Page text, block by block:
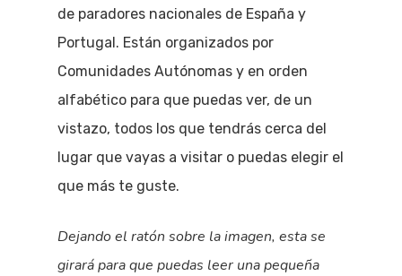
de paradores nacionales de España y
Portugal. Están organizados por
Comunidades Autónomas y en orden
alfabético para que puedas ver, de un
vistazo, todos los que tendrás cerca del
lugar que vayas a visitar o puedas elegir el
que más te guste.
Dejando el ratón sobre la imagen, esta se
girará para que puedas leer una pequeña